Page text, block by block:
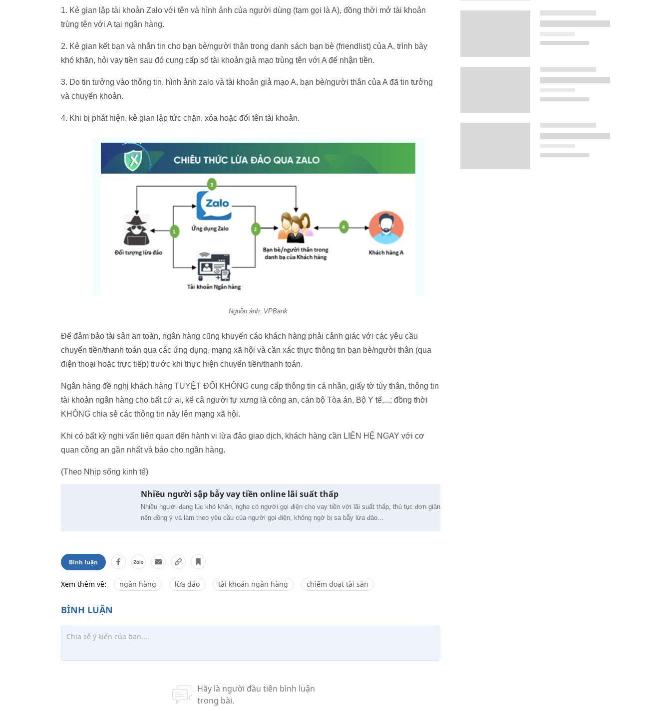
1. Kẻ gian lập tài khoản Zalo với tên và hình ảnh của người dùng (tạm gọi là A), đồng thời mở tài khoản
trùng tên với A tại ngân hàng.
2. Kẻ gian kết bạn và nhắn tin cho bạn bè/người thân trong danh sách bạn bè (friendlist) của A, trình bày
khó khăn, hỏi vay tiền sau đó cung cấp số tài khoản giả mạo trùng tên với A để nhận tiền.
3. Do tin tưởng vào thông tin, hình ảnh zalo và tài khoản giả mạo A, bạn bè/người thân của A đã tin tưởng
và chuyển khoản.
4. Khi bị phát hiện, kẻ gian lập tức chặn, xóa hoặc đổi tên tài khoản.
Nguồn ảnh: VPBank
Để đảm bảo tài sản an toàn, ngân hàng cũng khuyến cáo khách hàng phải cảnh giác với các yêu cầu
chuyển tiền/thanh toán qua các ứng dụng, mạng xã hội và cần xác thực thông tin bạn bè/người thân (qua
điện thoại hoặc trực tiếp) trước khi thực hiện chuyển tiền/thanh toán.
Ngân hàng đề nghị khách hàng TUYỆT ĐỐI KHÔNG cung cấp thông tin cá nhân, giấy tờ tùy thân, thông tin
tài khoản ngân hàng cho bất cứ ai, kể cả người tự xưng là công an, cán bộ Tòa án, Bộ Y tế,...; đồng thời
KHÔNG chia sẻ các thông tin này lên mạng xã hội.
Khi có bất kỳ nghi vấn liên quan đến hành vi lừa đảo giao dịch, khách hàng cần LIÊN HỆ NGAY với cơ
quan công an gần nhất và báo cho ngân hàng.
(Theo Nhịp sống kinh tế)
Nhiều người sập bẫy vay tiền online lãi suất thấp
Nhiều người đang lúc khó khăn, nghe có người gọi điện cho vay tiền với lãi suất thấp, thủ tục đơn giản
nên đồng ý và làm theo yêu cầu của người gọi điện, không ngờ bị sa bẫy lừa đảo…
Bình luận
Xem thêm về: ngân hàng lừa đảo tài khoản ngân hàng chiếm đoạt tài sản